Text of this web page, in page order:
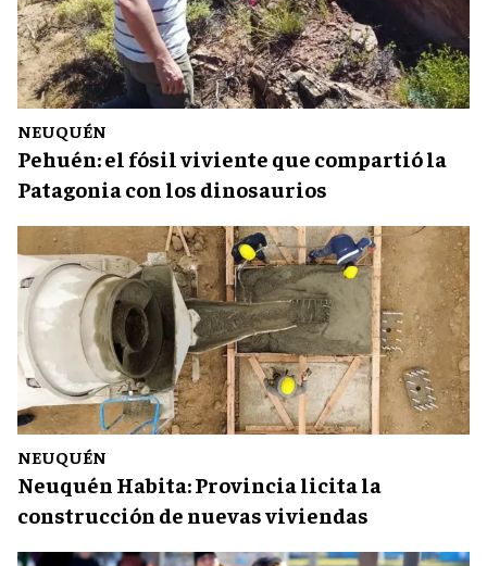
NEUQUÉN
Pehuén: el fósil viviente que compartió la
Patagonia con los dinosaurios
NEUQUÉN
Neuquén Habita: Provincia licita la
construcción de nuevas viviendas